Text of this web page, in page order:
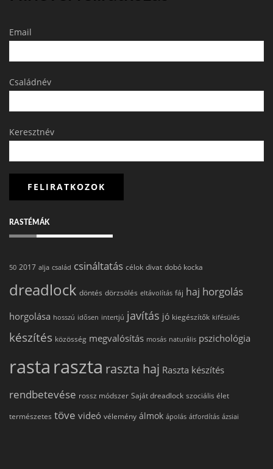
Email
Családnév
Keresztnév
RASTÉMÁK
50 2017 alja család csináltatás célok divat dobó kocka
dreadlock döntés dörzsölés eltávolítás fáj haj horgolás
horgolása hosszú idősen intertjú javítás jó kiegészítők kifésülés
készítés közösség megvalósítás mosás naturális pszichológia
rasta raszta raszta haj Raszta készítés
rendbetevése rossz módszer Saját dreadlock szociális élet
természetes töve videó vélemény álmok ápolás átfordítás ázsiai